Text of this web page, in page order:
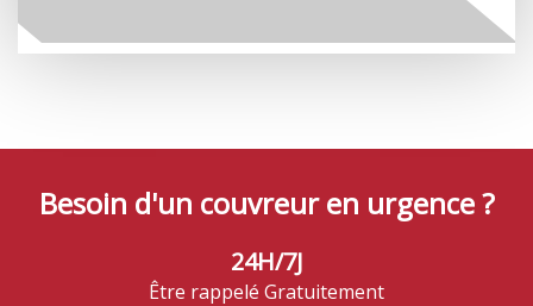
Besoin d'un couvreur en urgence ?
24H/7J
Être rappelé Gratuitement